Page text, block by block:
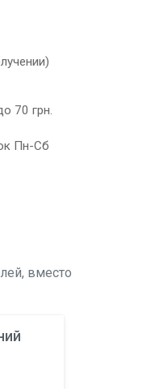
70 грн.
Пн-Сб
вместо